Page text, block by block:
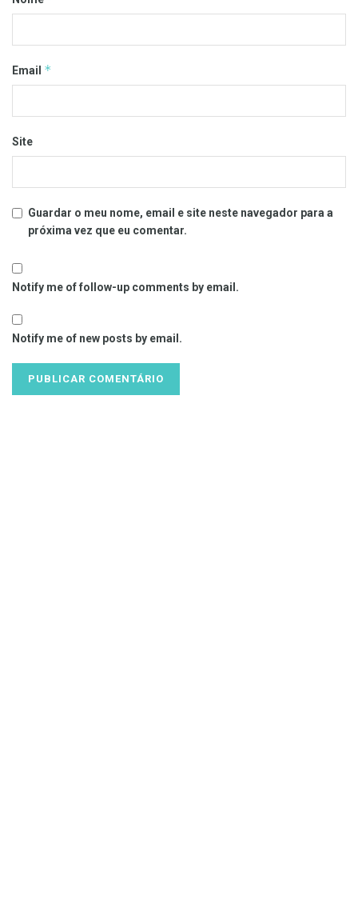
Email *
Site
Guardar o meu nome, email e site neste navegador para a
próxima vez que eu comentar.
Notify me of follow-up comments by email.
Notify me of new posts by email.